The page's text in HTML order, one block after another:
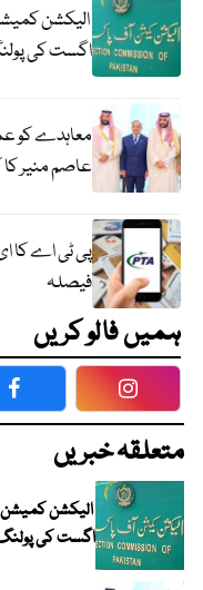
اگست کی
معاہدے کو
عاصم منیر کا
پی ٹی اے کا
فیصلہ
ہمیں فالو کریں
Facebook
متعلقہ خبریں
اگست کی